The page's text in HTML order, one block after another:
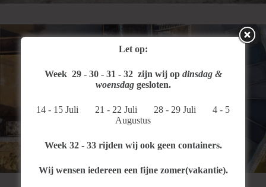
Let op:
Week 29 - 30 - 31 - 32 zijn wij op dinsdag &
woensdaggesloten.
14 - 15 Juli 21 - 22 Juli 28 - 29 Juli 4 - 5
Augustus
Week 32 - 33 rijden wij ook geen containers.
Wij wensen iedereen een fijne zomer(vakantie).